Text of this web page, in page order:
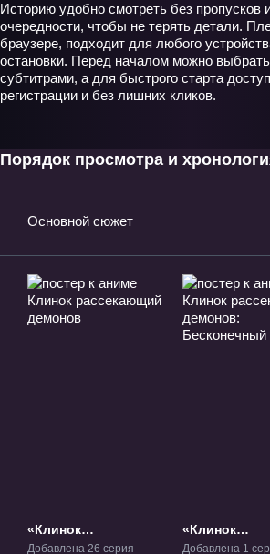
Историю удобно смотреть без пропусков
очередности, чтобы не терять детали.
браузере, подходит для любого
остановки. Перед началом можно
субтитрами, а для быстрого старта
регистрации и без лишних кликов.
Порядок просмотра и
Основной сюжет
«Клинок
рассекающий
Добавлена 26 серия
«Клинок
Добавлена 1